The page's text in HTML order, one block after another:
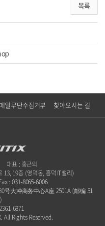
목록
일무단수집거부 찾아오시는 길
대표 : 홍근의
13, 19층 (영덕동, 흥덕IT밸리)
: 031-8065-6006
号大冲商务中心A座 2501A (邮编 51
6871
All Rights Reserved.